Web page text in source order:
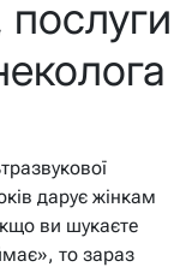
дарує жінкам
ви шукаєте
то зараз